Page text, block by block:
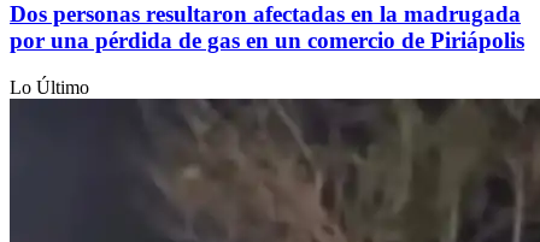
Dos personas resultaron afectadas en la madrugada
por una pérdida de gas en un comercio de Piriápolis
Lo Último